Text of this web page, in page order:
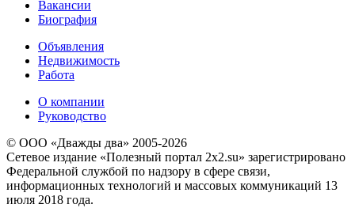
Вакансии
Биография
Объявления
Недвижимость
Работа
О компании
Руководство
© ООО «Дважды два» 2005-2026
Сетевое издание «Полезный портал 2x2.su» зарегистрировано
Федеральной службой по надзору в сфере связи,
информационных технологий и массовых коммуникаций 13
июля 2018 года.